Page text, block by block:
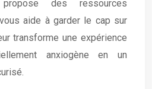
des ressources
aide à garder le cap sur
transforme une expérience
anxiogène en un